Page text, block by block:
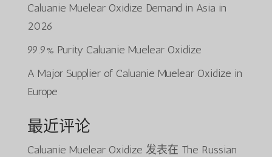
Caluanie Muelear Oxidize Demand in Asia in
2026
99.9% Purity Caluanie Muelear Oxidize
A Major Supplier of Caluanie Muelear Oxidize in
Europe
最近评论
Caluanie Muelear Oxidize 发表在 The Russian